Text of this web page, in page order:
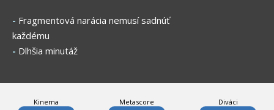
- Fragmentová narácia nemusí sadnúť
každému
- Dlhšia minutáž
Kinema Metascore Diváci